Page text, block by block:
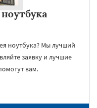
ноутбука? Мы лучший
заявку и лучшие
вам.